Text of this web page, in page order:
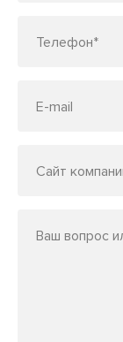
Телефон*
E-mail
Сайт
Ваш вопрос